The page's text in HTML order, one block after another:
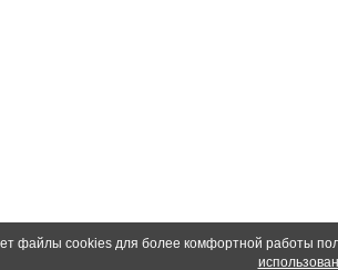
файлы cookies для более комфортной работы